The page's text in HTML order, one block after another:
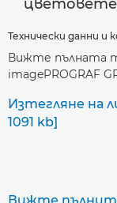
Технически данни и
Вижте пълната
imagePROGRAF
Изтегляне на
1091 kb]